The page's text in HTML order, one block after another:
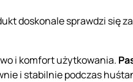
doskonale sprawdzi się
i komfort użytkowania.
i stabilnie podczas